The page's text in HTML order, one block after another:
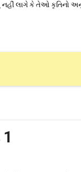
લાગે કે તેઓ કૃતિનો